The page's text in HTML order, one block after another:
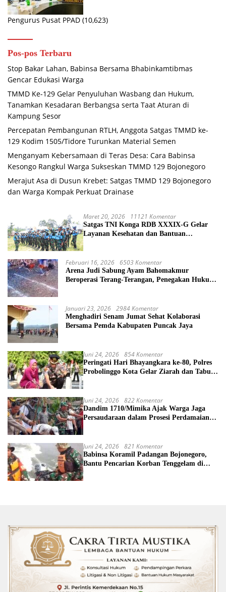
Pengurus Pusat PPAD (10,623)
Pos-pos Terbaru
Stop Bakar Lahan, Babinsa Bersama Bhabinkamtibmas
Gencar Edukasi Warga
TMMD Ke-129 Gelar Penyuluhan Wasbang dan Hukum,
Tanamkan Kesadaran Berbangsa serta Taat Aturan di
Kampung Sesor
Percepatan Pembangunan RTLH, Anggota Satgas TMMD ke-
129 Kodim 1505/Tidore Turunkan Material Semen
Menganyam Kebersamaan di Teras Desa: Cara Babinsa
Kesongo Rangkul Warga Sukseskan TMMD 129 Bojonegoro
Merajut Asa di Dusun Krebet: Satgas TMMD 129 Bojonegoro
dan Warga Kompak Perkuat Drainase
Maret 20, 2026 11121 Komentar
Satgas TNI Konga RDB XXXIX-G Gelar
Layanan Kesehatan dan Bantuan
Februari 16, 2026 6503 Komentar
Arena Judi Sabung Ayam Bahomakmur
Beroperasi Terang-Terangan, Penegakan Hukum
Januari 23, 2026 2984 Komentar
Menghadiri Senam Jumat Sehat Kolaborasi
Bersama Pemda Kabupaten Puncak Jaya
Juni 24, 2026 854 Komentar
Peringati Hari Bhayangkara ke-80, Polres
Probolinggo Kota Gelar Ziarah dan Tabur
Juni 24, 2026 822 Komentar
Dandim 1710/Mimika Ajak Warga Jaga
Persaudaraan dalam Prosesi Perdamaian
Juni 24, 2026 821 Komentar
Babinsa Koramil Padangan Bojonegoro,
Bantu Pencarian Korban Tenggelam di